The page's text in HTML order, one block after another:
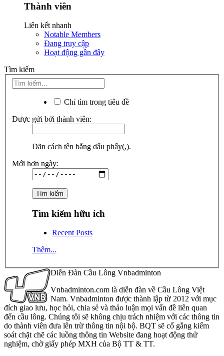
Thành viên
Liên kết nhanh
Notable Members
Đang truy cập
Hoạt động gần đây
Tìm kiếm
Chỉ tìm trong tiêu đề
Được gửi bởi thành viên:
Dãn cách tên bằng dấu phẩy(,).
Mới hơn ngày:
Tìm kiếm hữu ích
Recent Posts
Thêm...
Diễn Đàn Cầu Lông Vnbadminton
Vnbadminton.com là diễn đàn về Cầu Lông Việt
Nam. Vnbadminton được thành lập từ 2012 với mục
đích giao lưu, học hỏi, chia sẻ và thảo luận mọi vấn đề liên quan
đến cầu lông. Chúng tôi sẽ không chịu trách nhiệm với các thông tin
do thành viên đưa lên trừ thông tin nội bộ. BQT sẽ cố gắng kiểm
soát chặt chẽ các luồng thông tin Website đang hoạt động thử
nghiệm, chờ giấy phép MXH của Bộ TT & TT.